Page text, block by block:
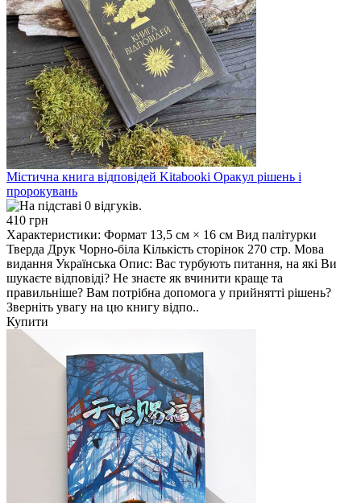
Містична книга відповідей Kitabooki Оракул рішень і
пророкувань
410 грн
Характеристики: Формат 13,5 см × 16 см Вид палітурки
Тверда Друк Чорно-біла Кількість сторінок 270 стр. Мова
видання Українська Опис: Вас турбують питання, на які Ви
шукаєте відповіді? Не знаєте як вчинити краще та
правильніше? Вам потрібна допомога у прийнятті рішень?
Зверніть увагу на цю книгу відпо..
Купити